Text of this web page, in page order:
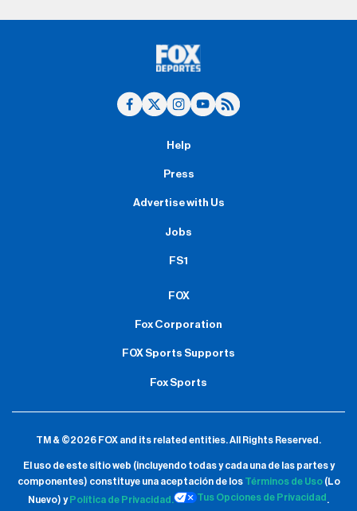
Help
Press
Advertise with Us
Jobs
FS1
FOX
Fox Corporation
FOX Sports Supports
Fox Sports
TM & ©2026 FOX and its related entities.All Rights Reserved.
El uso de este sitio web (incluyendo todas y cada una de las partes y
componentes) constituye una aceptación de los Términos de Uso(Lo
Nuevo) y Política de Privacidad. Tus Opciones de Privacidad .